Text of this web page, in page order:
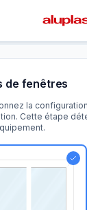
de fenêtres
la
Cette étape